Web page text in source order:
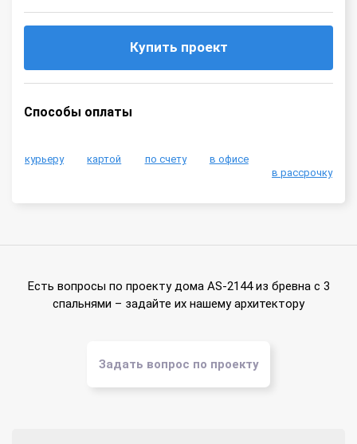
Купить проект
Способы оплаты
курьеру картой по счету
в офисе
в рассрочку
Есть вопросы по проекту дома AS-2144 из бревна с 3
спальнями – задайте их нашему архитектору
Задать вопрос по проекту